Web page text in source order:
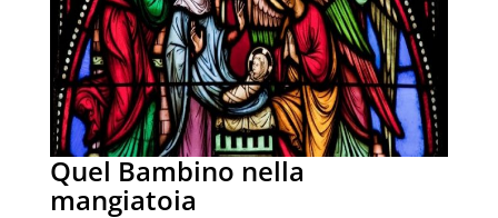
Quel Bambino nella
mangiatoia